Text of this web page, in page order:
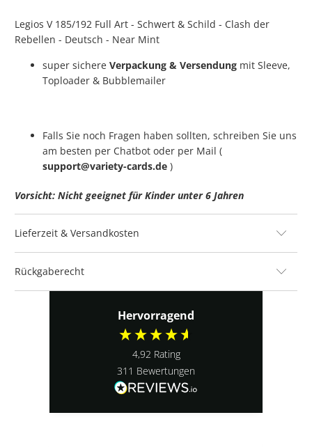
Legios V 185/192 Full Art - Schwert & Schild - Clash der
Rebellen - Deutsch - Near Mint
super sichere Verpackung & Versendung mit Sleeve,
Toploader & Bubblemailer
Falls Sie noch Fragen haben sollten, schreiben Sie uns
am besten per Chatbot oder per Mail (
support@variety-cards.de )
Vorsicht: Nicht geeignet für Kinder unter 6 Jahren
Lieferzeit & Versandkosten
Rückgaberecht
Hervorragend
4,92 Rating
311 Bewertungen